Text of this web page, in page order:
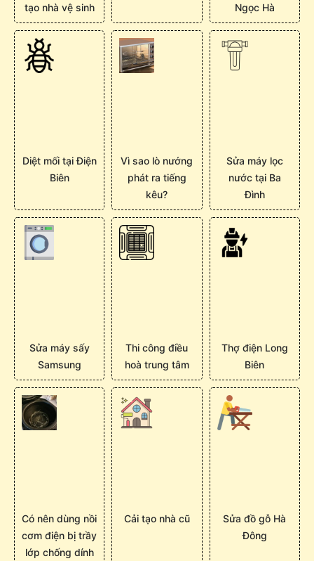
tạo nhà vệ sinh
Ngọc Hà
Diệt mối tại Điện
Biên
Vì sao lò nướng
phát ra tiếng
kêu?
Sửa máy lọc
nước tại Ba
Đình
Sửa máy sấy
Samsung
Thi công điều
hoà trung tâm
Thợ điện Long
Biên
Có nên dùng nồi
cơm điện bị trầy
lớp chống dính
Cải tạo nhà cũ
Sửa đồ gỗ Hà
Đông